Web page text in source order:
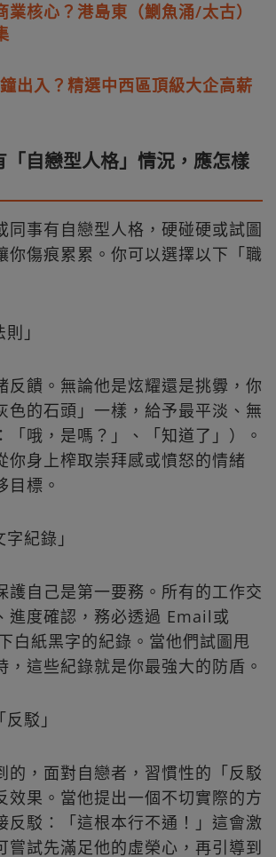
業核心？港島東（鰂魚涌/太古）
出入？精選中西區頂級大企高薪
自戀型人格」情況，應怎樣
同事有自戀型人格，硬碰硬或試圖
你傷痕累累。你可以選擇以下「職
」
反饋。無論他是炫耀還是挑釁，你
色的石頭」一樣，給予最平淡、無
「哦，是嗎？」、「知道了」）。
你身上榨取崇拜感或憤怒的情緒
目標。
紀錄」
護自己是第一要務。所有的工作交
進度確認，務必透過 Email或
白紙黑字的紀錄。當他們試圖甩
，這些紀錄就是你最強大的防盾。
駁」
的，面對自戀者，習慣性的「反駁
效果。當他提出一個不切實際的方
反駁：「這根本行不通！」這會激
嘗試先滿足他的虛榮心，再引導到